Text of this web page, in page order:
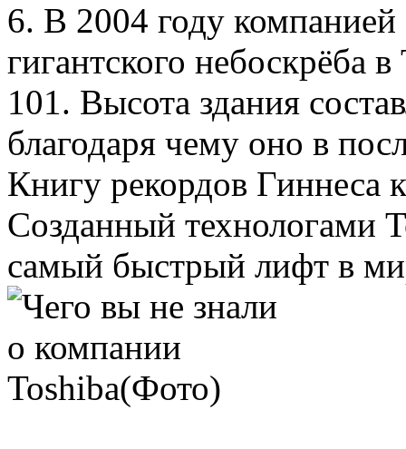
6. В 2004 году
гигантского небоскрёба
101. Высота здания
благодаря чему оно в
Книгу рекордов Гиннеса
Созданный технологами
самый быстрый лифт в